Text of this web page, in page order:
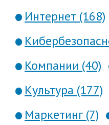
Интернет (168)
Компании (40)
Культура (177)
Маркетинг (7)